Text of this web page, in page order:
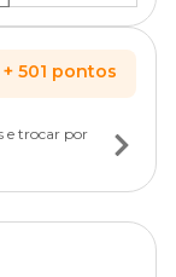
+ 501 pontos
e trocar por